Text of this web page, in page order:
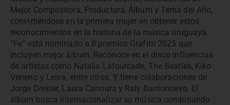
Mejor Compositora, Productora, Álbum y Tema del Año,
convirtiéndose en la primera mujer en obtener estos
reconocimientos en la historia de la música uruguaya.
“Fe” está nominado a 8 premios Grafitti 2025 que
incluyen mejor álbum. Reconoce en el disco influencias
de artistas como Natalia Lafourcade, The Beatles, Kiko
Veneno y Leiva, entre otros. Y tiene colaboraciones de
Jorge Drexler, Laura Canoura y Raly Barrionuevo. El
álbum busca internacionalizar su música combinando